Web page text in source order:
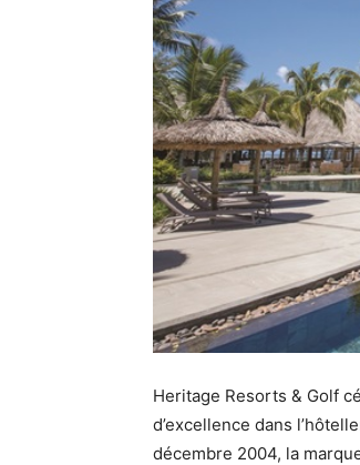
Heritage Resorts & Golf
d’excellence dans
décembre 2004, la